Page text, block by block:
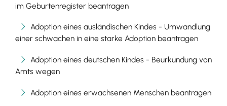
im Geburtenregister beantragen
Adoption eines ausländischen Kindes - Umwandlung
einer schwachen in eine starke Adoption beantragen
Adoption eines deutschen Kindes - Beurkundung von
Amts wegen
Adoption eines erwachsenen Menschen beantragen